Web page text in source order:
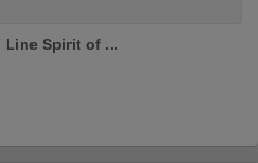
Line Spirit of ...